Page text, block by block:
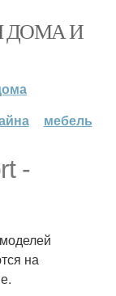
ДОМА И
мебель
-
на